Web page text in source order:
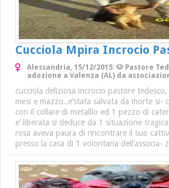
Cucciola Mpira Incrocio
Alessandria, 15/12/2015: 🐶 Pastore
adozione a Valenza (AL) da
cucciola deliziosa incrocio pastore
mesi e mazzo..e’stata salvata da morte si-
con il collare di metalllo ed 1 pezzo di
e’ liberata si deduce da 1 situazione
rosa aveva paura di rincontrare il suo
presso la casa di 1 volontaria dell’associa-